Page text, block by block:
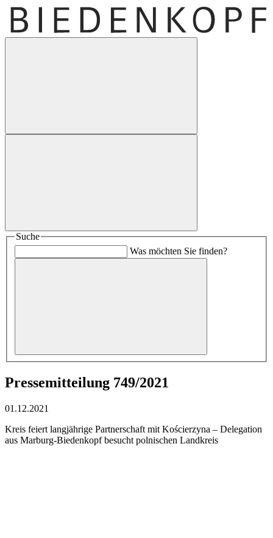
Suche
Was möchten Sie finden?
Pressemitteilung 749/2021
01.12.2021
Kreis feiert langjährige Partnerschaft mit Kościerzyna – Delegation
aus Marburg-Biedenkopf besucht polnischen Landkreis